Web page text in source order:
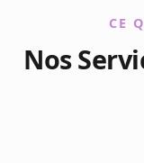
CE
Nos